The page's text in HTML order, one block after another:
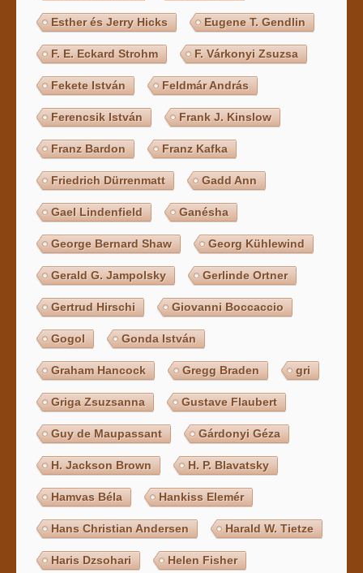
Esther és Jerry Hicks Eugene T. Gendlin
F. E. Eckard Strohm F. Várkonyi Zsuzsa
Fekete István Feldmár András
Ferencsik István Frank J. Kinslow
Franz Bardon Franz Kafka
Friedrich Dürrenmatt Gadd Ann
Gael Lindenfield Ganésha
George Bernard Shaw Georg Kühlewind
Gerald G. Jampolsky Gerlinde Ortner
Gertrud Hirschi Giovanni Boccaccio
Gogol Gonda István
Graham Hancock Gregg Braden gri
Griga Zsuzsanna Gustave Flaubert
Guy de Maupassant Gárdonyi Géza
H. Jackson Brown H. P. Blavatsky
Hamvas Béla Hankiss Elemér
Hans Christian Andersen Harald W. Tietze
Haris Dzsohari Helen Fisher